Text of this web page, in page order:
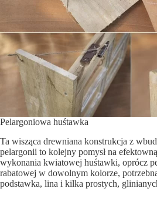
Pelargoniowa huśtawka
Ta wisząca drewniana konstrukcja z
pelargonii to kolejny pomysł na
wykonania kwiatowej huśtawki, oprócz
rabatowej w dowolnym kolorze,
podstawka, lina i kilka prostych,